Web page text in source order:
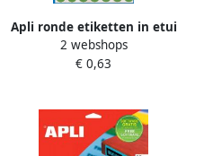
Apli ronde etiketten in etui
diameter 8 mm groen 288
stuks 96 per blad (2047)
2 webshops
€ 0,63